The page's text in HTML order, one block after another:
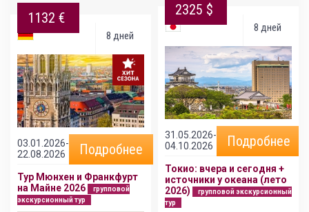
8 дней
1132 €
03.01.2026-
22.08.2026
Подробнее
Тур Мюнхен и Франкфурт
на Майне 2026
групповой
экскурсионный тур
8 дней
2325 $
31.05.2026-
04.10.2026
Подробнее
Токио: вчера и сегодня +
источники у океана (лето
2026)
групповой экскурсионный
тур